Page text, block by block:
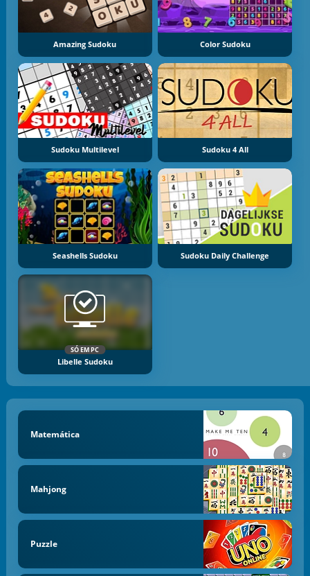
Amazing Sudoku Color Sudoku
Sudoku Multilevel Sudoku 4 All
Seashells Sudoku Sudoku Daily Challenge
SÓ EM PC
Libelle Sudoku
Matemática
Mahjong
Puzzle